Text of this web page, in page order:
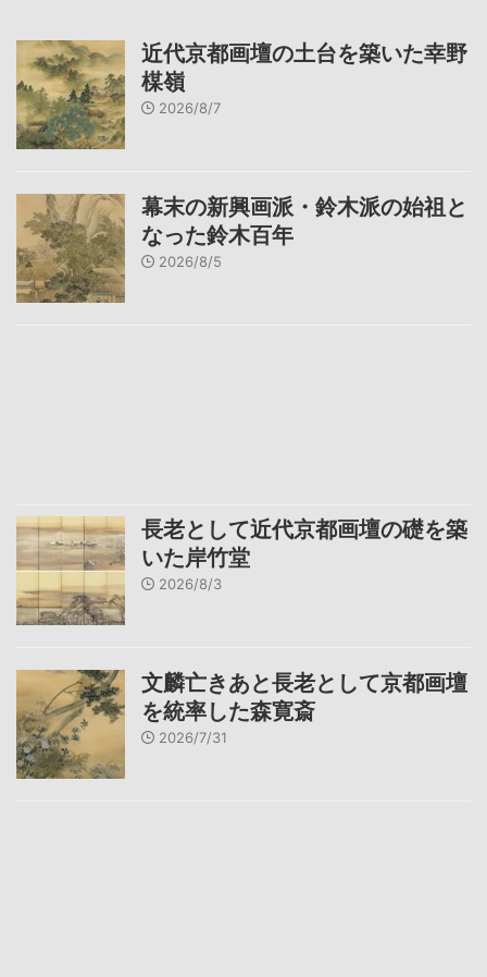
近代京都画壇の土台を築いた幸野
楳嶺
2026/8/7
幕末の新興画派・鈴木派の始祖と
なった鈴木百年
2026/8/5
長老として近代京都画壇の礎を築
いた岸竹堂
2026/8/3
文麟亡きあと長老として京都画壇
を統率した森寛斎
2026/7/31